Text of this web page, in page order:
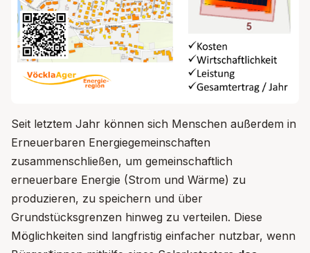
Seit letztem Jahr können sich Menschen außerdem in
Erneuerbaren Energiegemeinschaften
zusammenschließen, um gemeinschaftlich
erneuerbare Energie (Strom und Wärme) zu
produzieren, zu speichern und über
Grundstücksgrenzen hinweg zu verteilen. Diese
Möglichkeiten sind langfristig einfacher nutzbar, wenn